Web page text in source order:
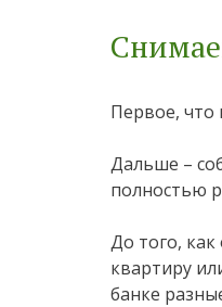
Первое, что
Дальше –
полностью
До того,
квартиру
банке